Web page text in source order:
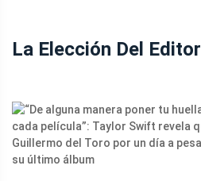
La Elección Del Editor